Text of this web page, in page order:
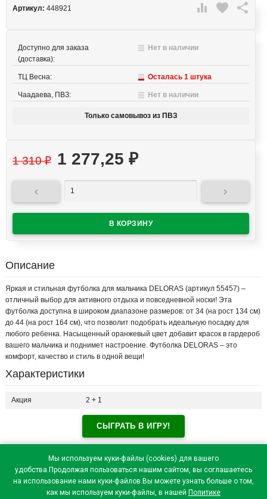
Мы используем куки-файлы (cookies) для вашего
удобства.Продолжая пользоваться нашим сайтом, вы соглашаетесь
на использование нами куки-файлов.Вы можете узнать больше о том,
как мы используем куки-файлы, в нашей Политике
 favorite 
Артикул: 448921
Доступно для заказа
(доставка):
Нет в наличии
ТЦ Весна: Осталась 1 штука
Чаадаева, ПВЗ: Нет в наличии
Только самовывоз из ПВЗ
1 310₽ 1 277,25 ₽
 
Описание
Яркая и стильная футболка для мальчика DELORAS (артикул 55457) –
отличный выбор для активного отдыха и повседневной носки! Эта
футболка доступна в широком диапазоне размеров: от 34 (на рост 134 см)
до 44 (на рост 164 см), что позволит подобрать идеальную посадку для
любого ребенка. Насыщенный оранжевый цвет добавит красок в гардероб
вашего мальчика и поднимет настроение. Футболка DELORAS – это
комфорт, качество и стиль в одной вещи!
Характеристики
Акция 2 + 1
СЫГРАТЬ В ИГРУ!